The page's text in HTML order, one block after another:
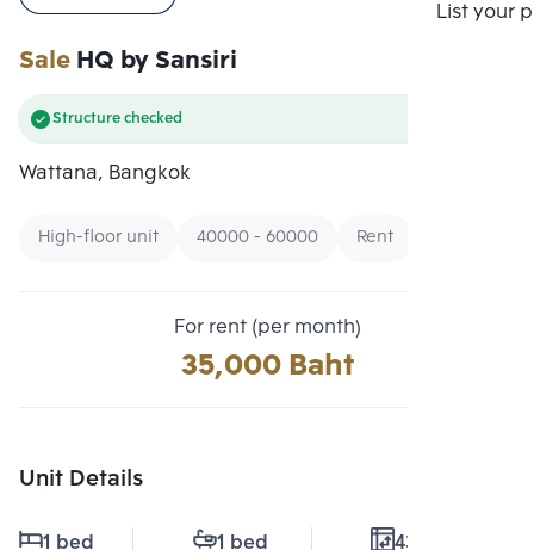
List your
SaleHQ by Sansiri
Structure checked
Wattana, Bangkok
High-floor unit 40000 - 60000 Rent
For rent (per month)
35,000 Baht
Unit Details
1 bed 1 bed 43 Sq.m.